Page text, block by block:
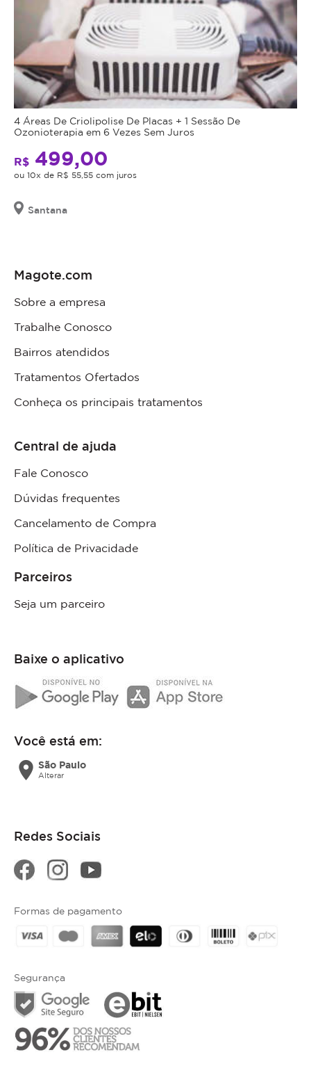
4 Áreas De Criolipolise De Placas + 1 Sessão De
Ozonioterapia em 6 Vezes Sem Juros
R$ 499,00
ou 10x de R$ 55,55 com juros
Santana
Magote.com
Sobre a empresa
Trabalhe Conosco
Bairros atendidos
Tratamentos Ofertados
Conheça os principais tratamentos
Central de ajuda
Fale Conosco
Dúvidas frequentes
Cancelamento de Compra
Política de Privacidade
Parceiros
Seja um parceiro
Baixe o aplicativo
Você está em:
location_on São Paulo
Alterar
Redes Sociais
Segurança
Formas de pagamento